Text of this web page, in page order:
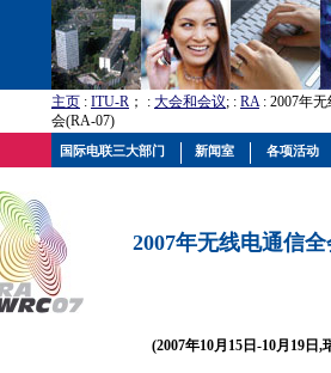
主页 : ITU-R ； : 大会和会议; : RA: 2007年
会(RA-07)
2007年无线电通信
(2007年10月15日-10月19日,
国际电联三大部门 新闻室 各项活动